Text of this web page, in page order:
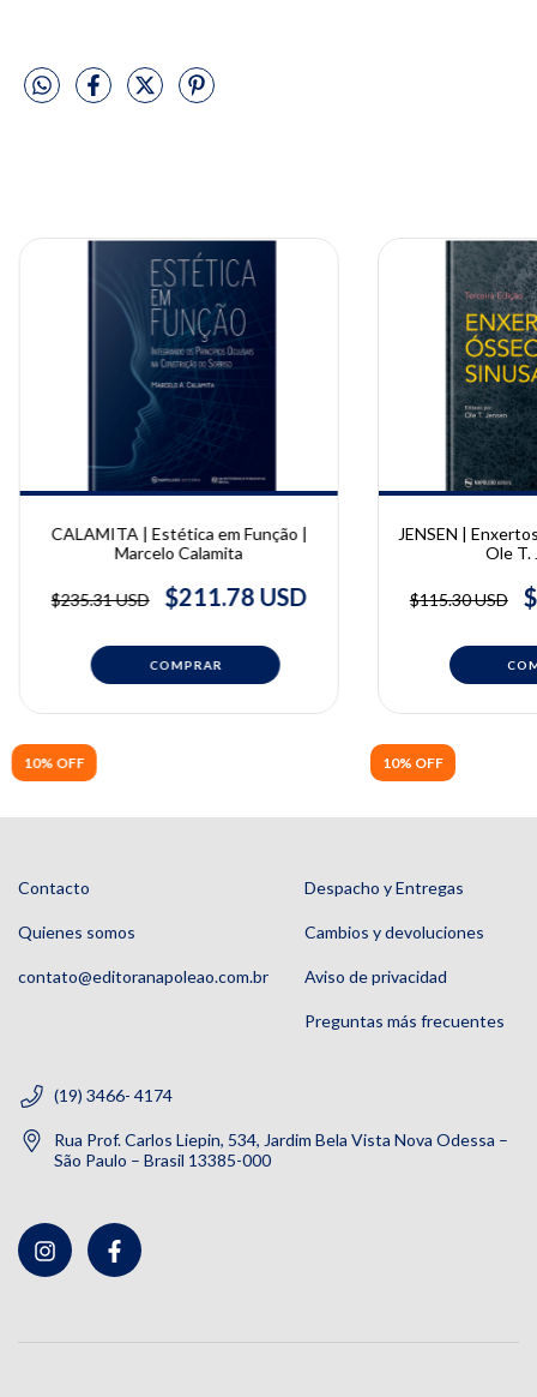
10% OFF
CALAMITA | Estética em Função |
Marcelo Calamita
$235.31 USD $211.78 USD
10% OFF
JENSEN |
Ole T.
$115.30 USD
Contacto
Quienes somos
contato@editoranapoleao.com.br
Despacho y Entregas
Cambios y devoluciones
Aviso de privacidad
Preguntas más frecuentes
(19) 3466- 4174
Rua Prof. Carlos Liepin, 534, Jardim Bela Vista Nova Odessa –
São Paulo – Brasil 13385-000